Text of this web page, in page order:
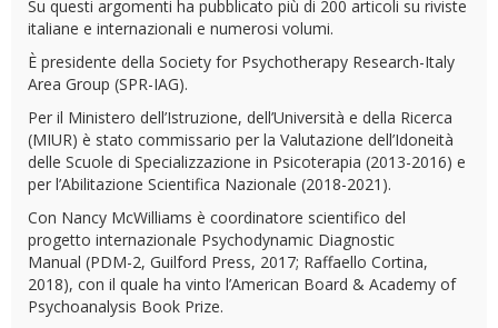
Su questi argomenti ha pubblicato più di 200 articoli su riviste
italiane e internazionali e numerosi volumi.
È presidente della Society for Psychotherapy Research-Italy
Area Group (SPR-IAG).
Per il Ministero dell’Istruzione, dell’Università e della Ricerca
(MIUR) è stato commissario per la Valutazione dell’Idoneità
delle Scuole di Specializzazione in Psicoterapia (2013-2016) e
per l’Abilitazione Scientifica Nazionale (2018-2021).
Con Nancy McWilliams è coordinatore scientifico del
progetto internazionale Psychodynamic Diagnostic
Manual (PDM-2, Guilford Press, 2017; Raffaello Cortina,
2018), con il quale ha vinto l’American Board & Academy of
Psychoanalysis Book Prize.